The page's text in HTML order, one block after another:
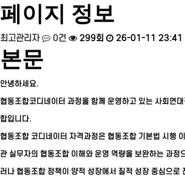
페이지 정보
최고관리자 0건 299회 26-01-11 23:41
본문
안녕하세요.
협동조합코디네이터 과정을 함께 운영하고 있는 사회연
합입니다.
협동조합 코디네이터 자격과정은 협동조합 기본법 시행
관 실무자의 협동조합 이해와 운영 역량을 보완하는 과정
러나 협동조합 정책이 양적 성장에서 질적 성장 중심으로